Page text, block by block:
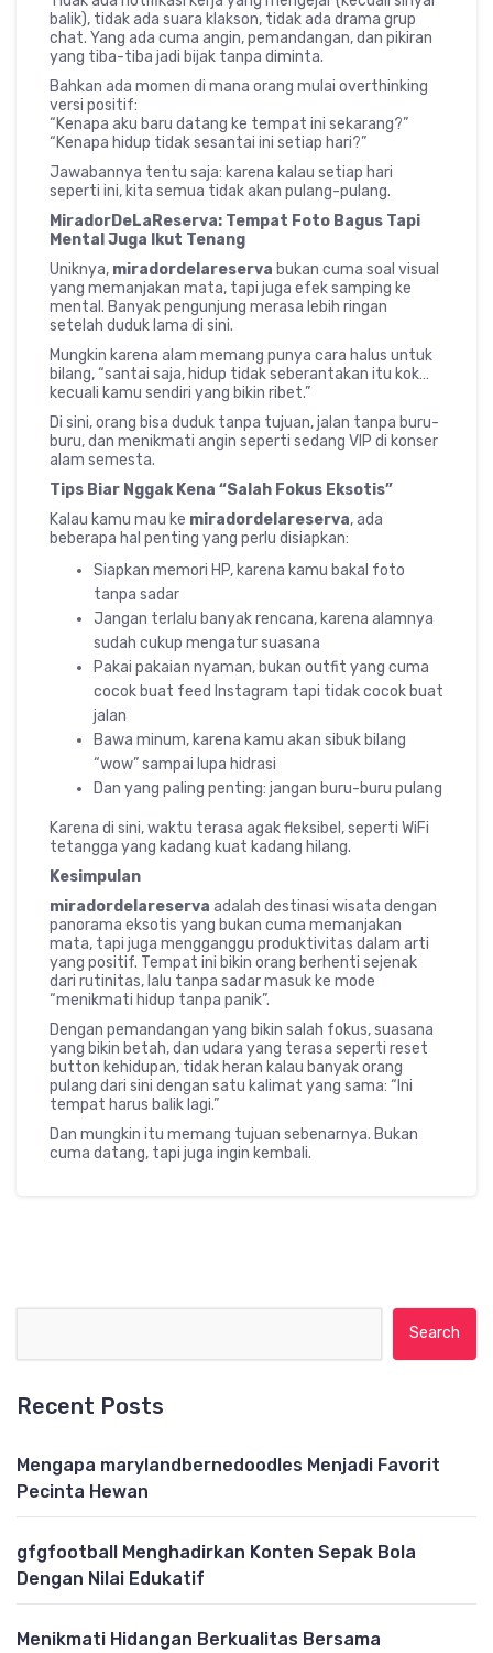
balik), tidak ada suara klakson, tidak ada drama grup
chat. Yang ada cuma angin, pemandangan, dan pikiran
yang tiba-tiba jadi bijak tanpa diminta.
Bahkan ada momen di mana orang mulai overthinking
versi positif:
“Kenapa aku baru datang ke tempat ini sekarang?”
“Kenapa hidup tidak sesantai ini setiap hari?”
Jawabannya tentu saja: karena kalau setiap hari
seperti ini, kita semua tidak akan pulang-pulang.
MiradorDeLaReserva: Tempat Foto Bagus Tapi
Mental Juga Ikut Tenang
Uniknya, miradordelareserva bukan cuma soal visual
yang memanjakan mata, tapi juga efek samping ke
mental. Banyak pengunjung merasa lebih ringan
setelah duduk lama di sini.
Mungkin karena alam memang punya cara halus untuk
bilang, “santai saja, hidup tidak seberantakan itu kok…
kecuali kamu sendiri yang bikin ribet.”
Di sini, orang bisa duduk tanpa tujuan, jalan tanpa buru-
buru, dan menikmati angin seperti sedang VIP di konser
alam semesta.
Tips Biar Nggak Kena “Salah Fokus Eksotis”
Kalau kamu mau ke miradordelareserva, ada
beberapa hal penting yang perlu disiapkan:
Siapkan memori HP, karena kamu bakal foto
tanpa sadar
Jangan terlalu banyak rencana, karena alamnya
sudah cukup mengatur suasana
Pakai pakaian nyaman, bukan outfit yang cuma
cocok buat feed Instagram tapi tidak cocok buat
jalan
Bawa minum, karena kamu akan sibuk bilang
“wow” sampai lupa hidrasi
Dan yang paling penting: jangan buru-buru pulang
Karena di sini, waktu terasa agak fleksibel, seperti WiFi
tetangga yang kadang kuat kadang hilang.
Kesimpulan
miradordelareserva adalah destinasi wisata dengan
panorama eksotis yang bukan cuma memanjakan
mata, tapi juga mengganggu produktivitas dalam arti
yang positif. Tempat ini bikin orang berhenti sejenak
dari rutinitas, lalu tanpa sadar masuk ke mode
“menikmati hidup tanpa panik”.
Dengan pemandangan yang bikin salah fokus, suasana
yang bikin betah, dan udara yang terasa seperti reset
button kehidupan, tidak heran kalau banyak orang
pulang dari sini dengan satu kalimat yang sama: “Ini
tempat harus balik lagi.”
Dan mungkin itu memang tujuan sebenarnya. Bukan
cuma datang, tapi juga ingin kembali.
Recent Posts
Mengapa marylandbernedoodles Menjadi Favorit
Pecinta Hewan
gfgfootball Menghadirkan Konten Sepak Bola
Dengan Nilai Edukatif
Menikmati Hidangan Berkualitas Bersama